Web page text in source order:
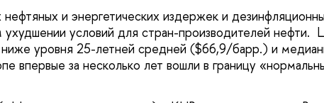
и энергетических издержек и
ухудшении условий для стран-производителей нефти.
уровня 25-летней средней ($66,9/барр.) и
впервые за несколько лет вошли в границу